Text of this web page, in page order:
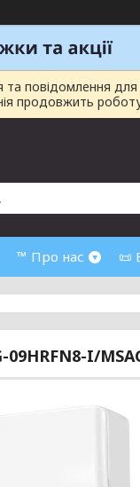
повідомлення
продовжить
™ Про нас 📜
I/